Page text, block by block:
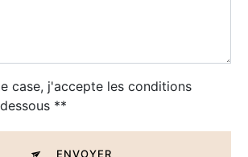
case, j'accepte les conditions
**
ENVOYER